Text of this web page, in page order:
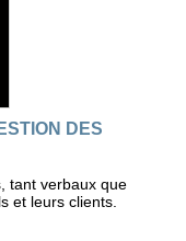
DES
tant verbaux que
et leurs clients.